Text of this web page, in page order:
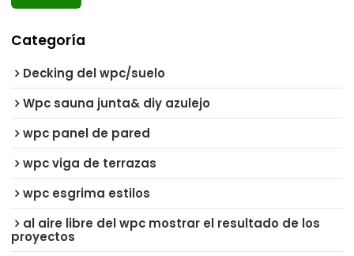
Categoría
Decking del wpc/suelo
Wpc sauna junta& diy azulejo
wpc panel de pared
wpc viga de terrazas
wpc esgrima estilos
al aire libre del wpc mostrar el resultado de los
proyectos